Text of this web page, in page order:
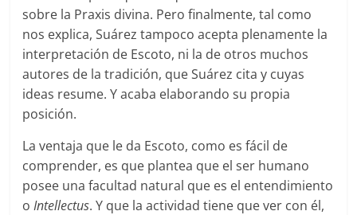
sobre la Praxis divina. Pero finalmente, tal como
nos explica, Suárez tampoco acepta plenamente la
interpretación de Escoto, ni la de otros muchos
autores de la tradición, que Suárez cita y cuyas
ideas resume. Y acaba elaborando su propia
posición.
La ventaja que le da Escoto, como es fácil de
comprender, es que plantea que el ser humano
posee una facultad natural que es el entendimiento
oIntellectus. Y que la actividad tiene que ver con él,